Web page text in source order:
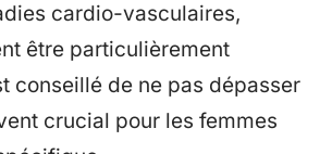
cardio-vasculaires,
être particulièrement
conseillé de ne pas dépasser
crucial pour les femmes